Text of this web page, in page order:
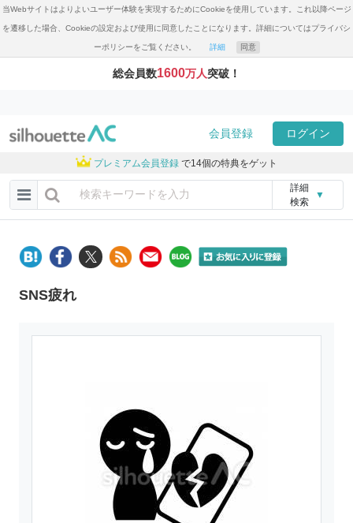
当Webサイトはよりよいユーザー体験を実現するためにCookieを使用しています。これ以降ページ
を遷移した場合、Cookieの設定および使用に同意したことになります。詳細についてはプライバシ
ーポリシーをご覧ください。 詳細 同意
総会員数1600万人突破！
会員登録 ログイン
プレミアム会員登録 で14個の特典をゲット
詳細
検索
▼
SNS疲れ